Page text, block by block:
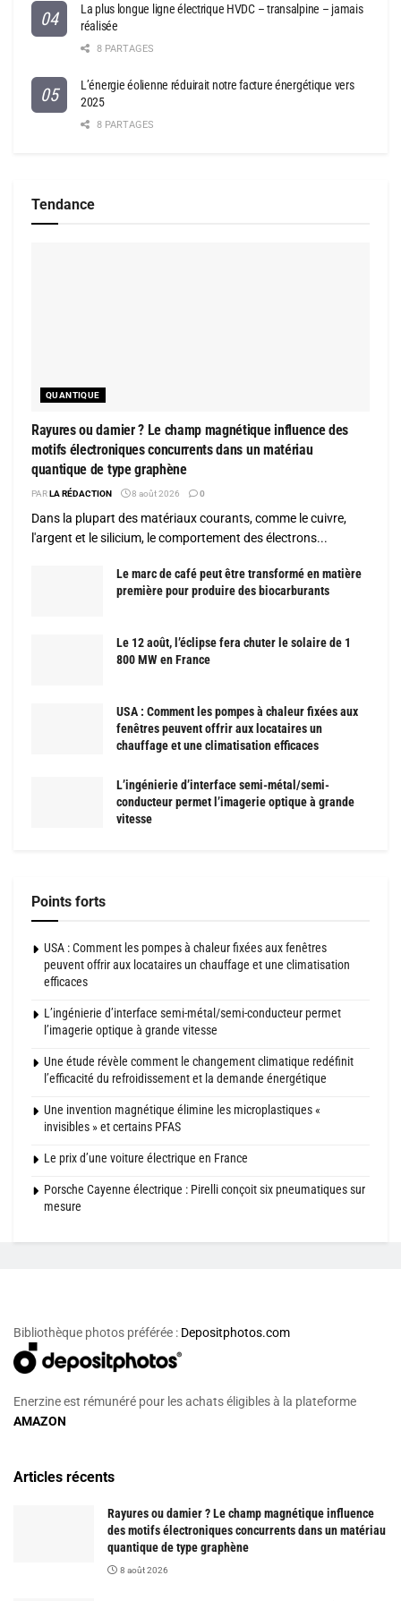
La plus longue ligne électrique HVDC – transalpine – jamais
réalisée
8 PARTAGES
L’énergie éolienne réduirait notre facture énergétique vers
2025
8 PARTAGES
Tendance
QUANTIQUE
Rayures ou damier ? Le champ magnétique influence des
motifs électroniques concurrents dans un matériau
quantique de type graphène
PARLA RÉDACTION 8 août 2026 0
Dans la plupart des matériaux courants, comme le cuivre,
l'argent et le silicium, le comportement des électrons...
Le marc de café peut être transformé en matière
première pour produire des biocarburants
Le 12 août, l’éclipse fera chuter le solaire de 1
800 MW en France
USA : Comment les pompes à chaleur fixées aux
fenêtres peuvent offrir aux locataires un
chauffage et une climatisation efficaces
L’ingénierie d’interface semi-métal/semi-
conducteur permet l’imagerie optique à grande
vitesse
Points forts
USA : Comment les pompes à chaleur fixées aux fenêtres
peuvent offrir aux locataires un chauffage et une climatisation
efficaces
L’ingénierie d’interface semi-métal/semi-conducteur permet
l’imagerie optique à grande vitesse
Une étude révèle comment le changement climatique redéfinit
l’efficacité du refroidissement et la demande énergétique
Une invention magnétique élimine les microplastiques «
invisibles » et certains PFAS
Le prix d’une voiture électrique en France
Porsche Cayenne électrique : Pirelli conçoit six pneumatiques sur
mesure
Bibliothèque photos préférée : Depositphotos.com
Enerzine est rémunéré pour les achats éligibles à la plateforme
AMAZON
Articles récents
Rayures ou damier ? Le champ magnétique influence
des motifs électroniques concurrents dans un matériau
quantique de type graphène
8 août 2026